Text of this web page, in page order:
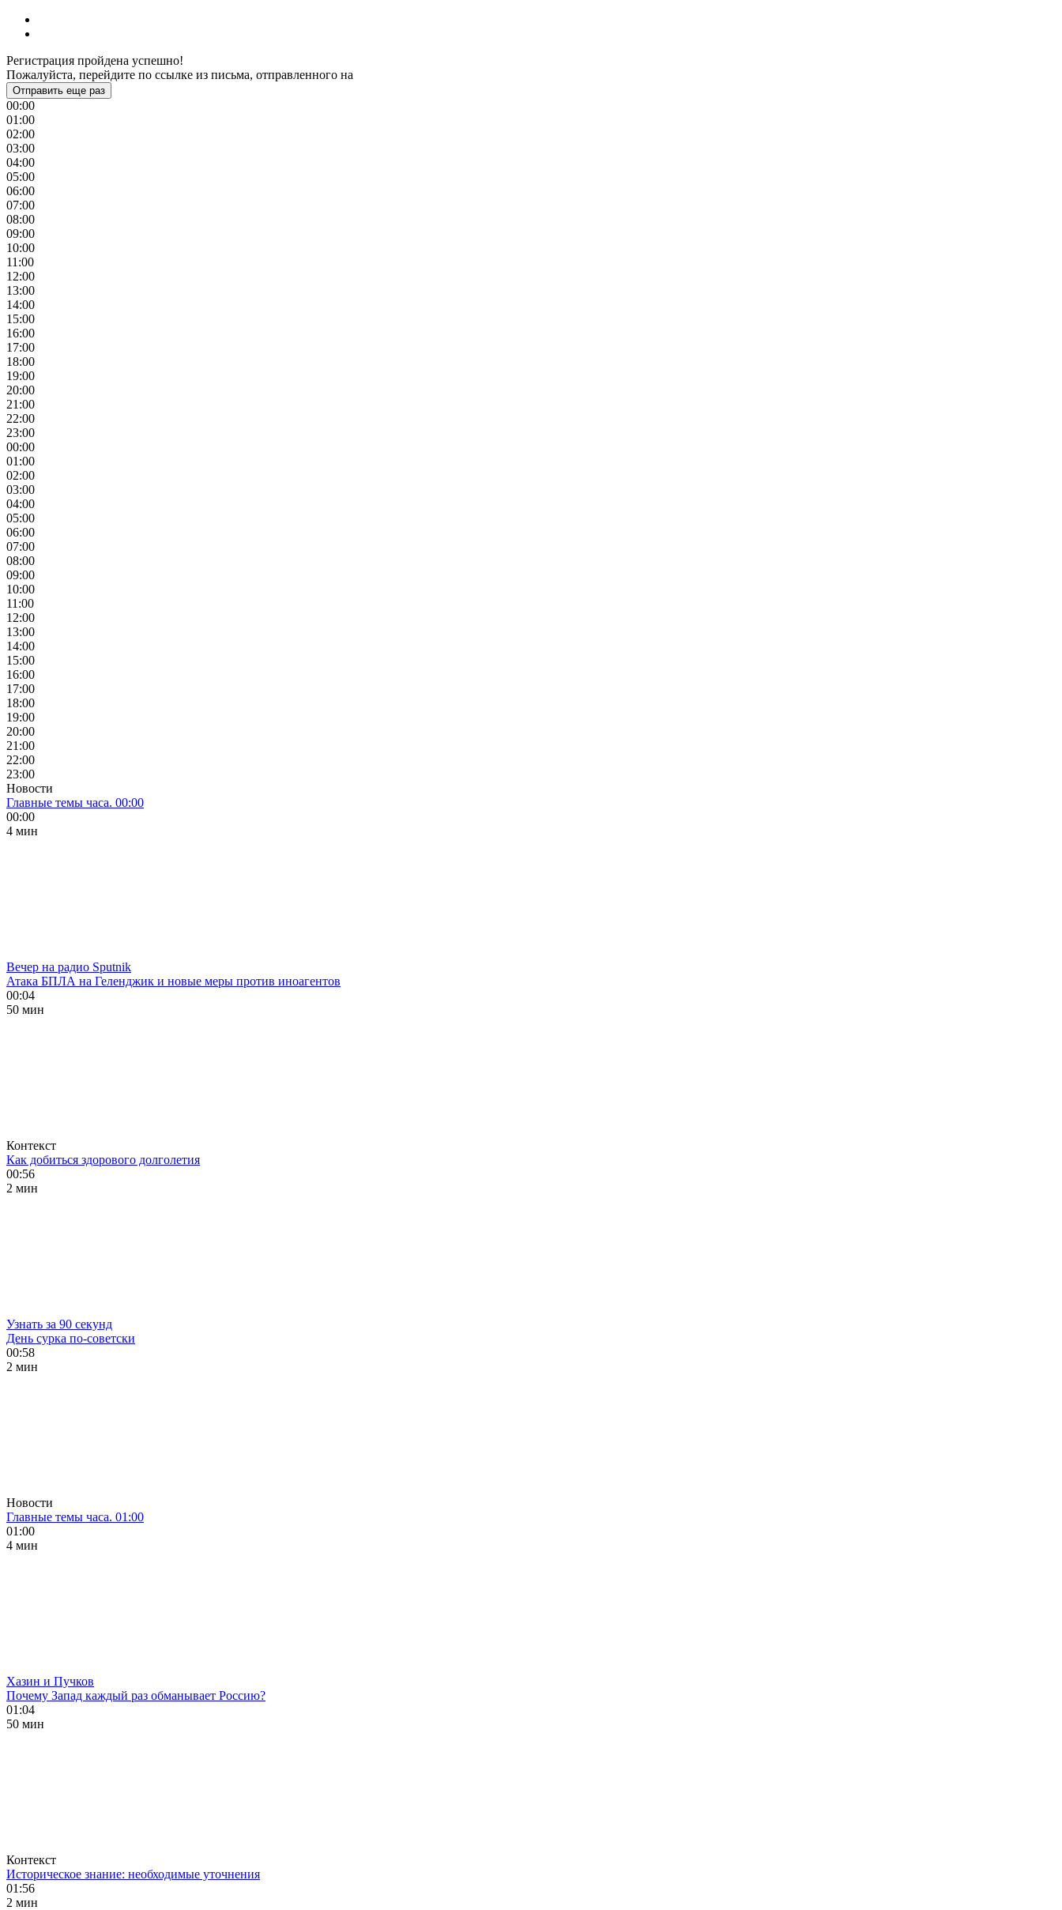
Регистрация пройдена успешно!
Пожалуйста, перейдите по ссылке из письма, отправленного на
Отправить еще раз
00:00
01:00
02:00
03:00
04:00
05:00
06:00
07:00
08:00
09:00
10:00
11:00
12:00
13:00
14:00
15:00
16:00
17:00
18:00
19:00
20:00
21:00
22:00
23:00
00:00
01:00
02:00
03:00
04:00
05:00
06:00
07:00
08:00
09:00
10:00
11:00
12:00
13:00
14:00
15:00
16:00
17:00
18:00
19:00
20:00
21:00
22:00
23:00
Новости
Главные темы часа. 00:00
00:00
4 мин
Вечер на радио Sputnik
Атака БПЛА на Геленджик и новые меры против иноагентов
00:04
50 мин
Контекст
Как добиться здорового долголетия
00:56
2 мин
Узнать за 90 секунд
День сурка по-советски
00:58
2 мин
Новости
Главные темы часа. 01:00
01:00
4 мин
Хазин и Пучков
Почему Запад каждый раз обманывает Россию?
01:04
50 мин
Контекст
Историческое знание: необходимые уточнения
01:56
2 мин